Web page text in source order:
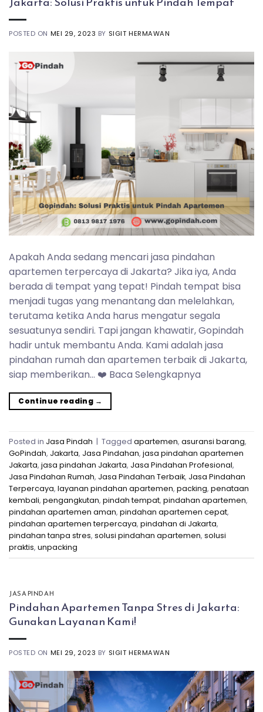
POSTED ON MEI 29, 2023 BY SIGIT HERMAWAN
Apakah Anda sedang mencari jasa pindahan
apartemen terpercaya di Jakarta? Jika iya, Anda
berada di tempat yang tepat! Pindah tempat bisa
menjadi tugas yang menantang dan melelahkan,
terutama ketika Anda harus mengatur segala
sesuatunya sendiri. Tapi jangan khawatir, Gopindah
hadir untuk membantu Anda. Kami adalah jasa
pindahan rumah dan apartemen terbaik di Jakarta,
siap memberikan… ❤️ Baca Selengkapnya
Continue reading →
Posted in Jasa Pindah | Tagged apartemen, asuransi barang,
GoPindah, Jakarta, Jasa Pindahan, jasa pindahan apartemen
Jakarta, jasa pindahan Jakarta, Jasa Pindahan Profesional,
Jasa Pindahan Rumah, Jasa Pindahan Terbaik, Jasa Pindahan
Terpercaya, layanan pindahan apartemen, packing, penataan
kembali, pengangkutan, pindah tempat, pindahan apartemen,
pindahan apartemen aman, pindahan apartemen cepat,
pindahan apartemen terpercaya, pindahan di Jakarta,
pindahan tanpa stres, solusi pindahan apartemen, solusi
praktis, unpacking
JASA PINDAH
Pindahan Apartemen Tanpa Stres di Jakarta:
Gunakan Layanan Kami!
POSTED ON MEI 29, 2023 BY SIGIT HERMAWAN